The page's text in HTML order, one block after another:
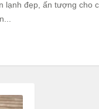
lạnh đẹp, ấn tượng cho